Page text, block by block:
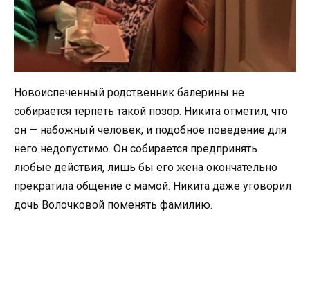
Новоиспеченный родственник балерины не
собирается терпеть такой позор. Никита отметил, что
он — набожный человек, и подобное поведение для
него недопустимо. Он собирается предпринять
любые действия, лишь бы его жена окончательно
прекратила общение с мамой. Никита даже уговорил
дочь Волочковой поменять фамилию.